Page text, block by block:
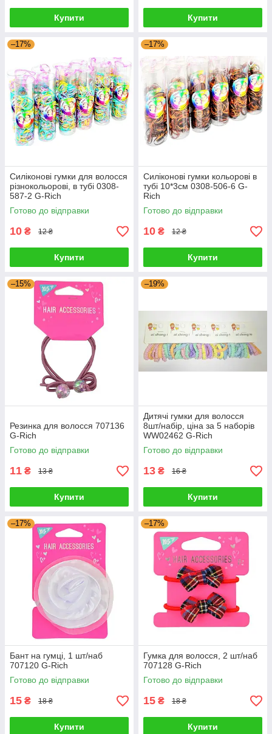
Купити Купити
–17%
Силіконові гумки для волосся
різнокольорові, в тубі 0308-
587-2 G-Rich
Готово до відправки
10 ₴ 12 ₴
Купити
–17%
Силіконові гумки кольорові в
тубі 10*3см 0308-506-6 G-
Rich
Готово до відправки
10 ₴ 12 ₴
Купити
–15%
Резинка для волосся 707136
G-Rich
Готово до відправки
11 ₴ 13 ₴
Купити
–19%
Дитячі гумки для волосся
8шт/набір, ціна за 5 наборів
WW02462 G-Rich
Готово до відправки
13 ₴ 16 ₴
Купити
–17%
Бант на гумці, 1 шт/наб
707120 G-Rich
Готово до відправки
15 ₴ 18 ₴
Купити
–17%
Гумка для волосся, 2 шт/наб
707128 G-Rich
Готово до відправки
15 ₴ 18 ₴
Купити